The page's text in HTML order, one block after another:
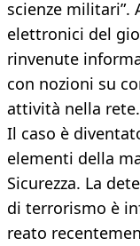
scienze militari”.
elettronici del
rinvenute
con nozioni su
attività nella rete.
Il caso è
elementi della
Sicurezza. La
di terrorismo è
reato